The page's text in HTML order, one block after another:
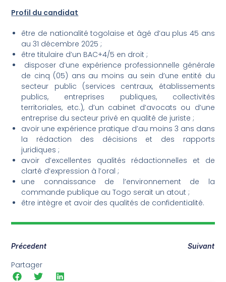
Profil du candidat
être de nationalité togolaise et âgé d’au plus 45 ans
au 31 décembre 2025 ;
être titulaire d’un BAC+4/5 en droit ;
disposer d’une expérience professionnelle générale
de cinq (05) ans au moins au sein d’une entité du
secteur public (services centraux, établissements
publics, entreprises publiques, collectivités
territoriales, etc.), d’un cabinet d’avocats ou d’une
entreprise du secteur privé en qualité de juriste ;
avoir une expérience pratique d’au moins 3 ans dans
la rédaction des décisions et des rapports
juridiques ;
avoir d’excellentes qualités rédactionnelles et de
clarté d’expression à l’oral ;
une connaissance de l’environnement de la
commande publique au Togo serait un atout ;
être intègre et avoir des qualités de confidentialité.
Précedent Suivant
Partager